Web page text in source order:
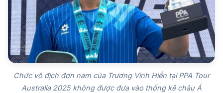
Chức vô địch đơn nam của Trương Vinh Hiển tại PPA Tour
Australia 2025 không được đưa vào thống kê châu Á